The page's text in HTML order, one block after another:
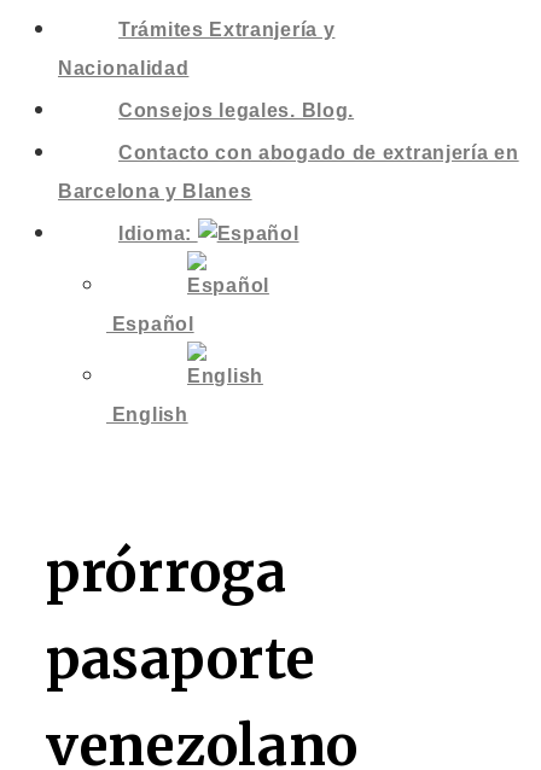
Trámites Extranjería y
Nacionalidad
Consejos legales. Blog.
Contacto con abogado de extranjería en
Barcelona y Blanes
Idioma:
Español
English
prórroga
pasaporte
venezolano